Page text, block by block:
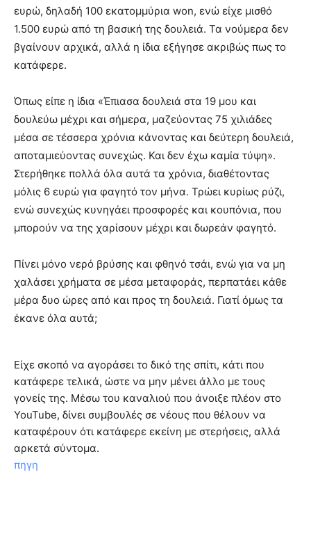
ευρώ, δηλαδή 100 εκατομμύρια won, ενώ είχε μισθό
1.500 ευρώ από τη βασική της δουλειά. Τα νούμερα δεν
βγαίνουν αρχικά, αλλά η ίδια εξήγησε ακριβώς πως το
κατάφερε.
Όπως είπε η ίδια «Έπιασα δουλειά στα 19 μου και
δουλεύω μέχρι και σήμερα, μαζεύοντας 75 χιλιάδες
μέσα σε τέσσερα χρόνια κάνοντας και δεύτερη δουλειά,
αποταμιεύοντας συνεχώς. Και δεν έχω καμία τύψη».
Στερήθηκε πολλά όλα αυτά τα χρόνια, διαθέτοντας
μόλις 6 ευρώ για φαγητό τον μήνα. Τρώει κυρίως ρύζι,
ενώ συνεχώς κυνηγάει προσφορές και κουπόνια, που
μπορούν να της χαρίσουν μέχρι και δωρεάν φαγητό.
Πίνει μόνο νερό βρύσης και φθηνό τσάι, ενώ για να μη
χαλάσει χρήματα σε μέσα μεταφοράς, περπατάει κάθε
μέρα δυο ώρες από και προς τη δουλειά. Γιατί όμως τα
έκανε όλα αυτά;
Είχε σκοπό να αγοράσει το δικό της σπίτι, κάτι που
κατάφερε τελικά, ώστε να μην μένει άλλο με τους
γονείς της. Μέσω του καναλιού που άνοιξε πλέον στο
YouTube, δίνει συμβουλές σε νέους που θέλουν να
καταφέρουν ότι κατάφερε εκείνη με στερήσεις, αλλά
αρκετά σύντομα.
πηγη